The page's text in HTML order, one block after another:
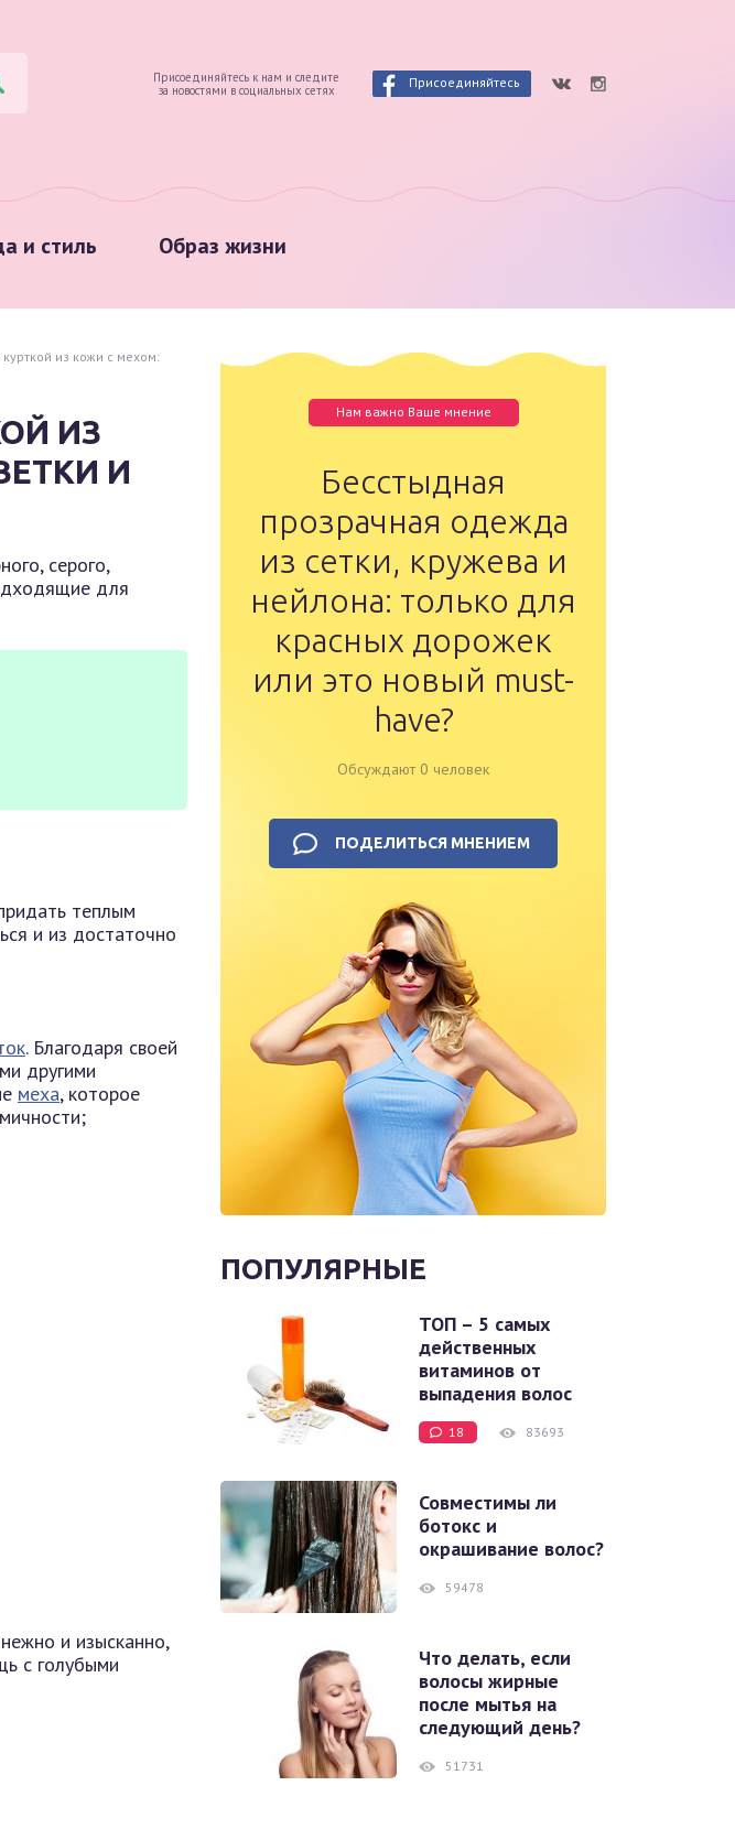
и стиль Образ жизни
Присоединяйтесь к нам и следите
за новостями в социальных сетях
Присоединяйтесь
из кожи с мехом:
ИЗ
И
серого,
для
теплым
и из достаточно
. Благодаря своей
другими
меха, которое
и изысканно,
с голубыми
Нам важно Ваше мнение
Бесстыдная
прозрачная одежда
из сетки, кружева и
нейлона: только для
красных дорожек
или это новый must-
have?
Обсуждают 0 человек
ПОДЕЛИТЬСЯ МНЕНИЕМ
ПОПУЛЯРНЫЕ
ТОП – 5 самых
действенных
витаминов от
выпадения волос
18 83693
Совместимы ли
ботокс и
окрашивание волос?
59478
Что делать, если
волосы жирные
после мытья на
следующий день?
51731